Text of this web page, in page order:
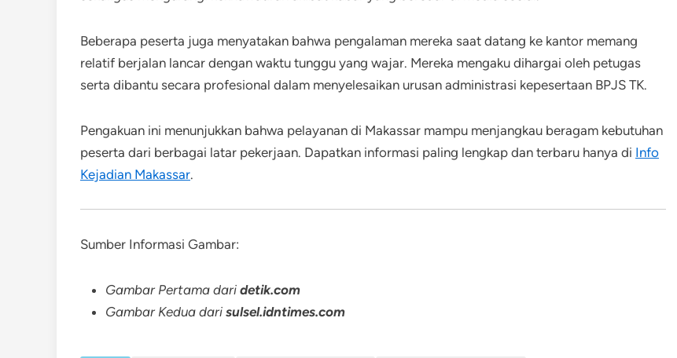
Beberapa peserta juga menyatakan bahwa pengalaman mereka saat datang ke kantor memang
relatif berjalan lancar dengan waktu tunggu yang wajar. Mereka mengaku dihargai oleh petugas
serta dibantu secara profesional dalam menyelesaikan urusan administrasi kepesertaan BPJS TK.
Pengakuan ini menunjukkan bahwa pelayanan di Makassar mampu menjangkau beragam kebutuhan
peserta dari berbagai latar pekerjaan. Dapatkan informasi paling lengkap dan terbaru hanya di Info
Kejadian Makassar.
Sumber Informasi Gambar:
Gambar Pertama dari detik.com
Gambar Kedua dari sulsel.idntimes.com